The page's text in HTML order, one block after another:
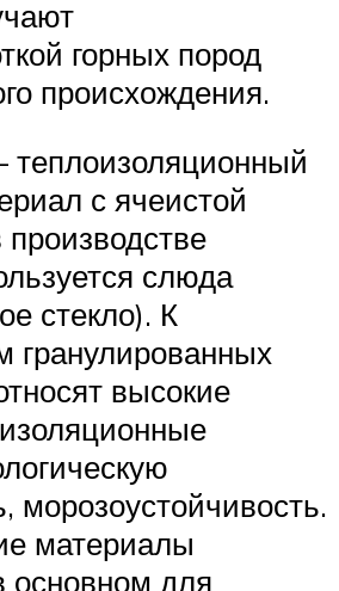
горных пород
происхождения.
теплоизоляционный
с ячеистой
производстве
слюда
стекло). К
гранулированных
высокие
морозоустойчивость.
материалы
основном для